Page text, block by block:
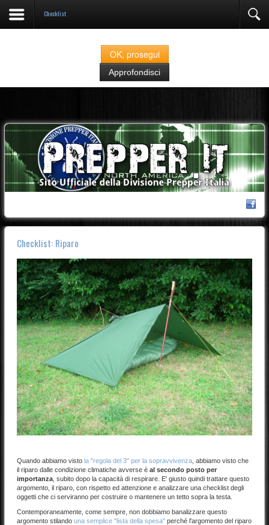
Prepper.it fa uso di cookies classificati come "strettamente necessari" alla navigazione.
OK, prosegui
Approfondisci
Checklist
Checklist: Riparo
Quando abbiamo visto la "regola del 3" per la sopravvivenza , abbiamo visto che
il riparo dalle condizione climatiche avverse è al secondo posto per
importanza , subito dopo la capacità di respirare. E' giusto quindi trattare questo
argomento, il riparo, con rispetto ed attenzione e analizzare una checklist degli
oggetti che ci serviranno per costruire o mantenere un tetto sopra la testa.
Contemporaneamente, come sempre, non dobbiamo banalizzare questo
argomento stilando una semplice "lista della spesa" perché l'argomento del riparo